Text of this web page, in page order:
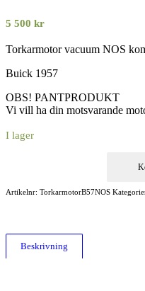
5 500 kr
Torkarmotor vacuum NOS
Buick 1957
OBS! PANTPRODUKT
Vi vill ha din motsvarande
I lager
Artikelnr: TorkarmotorB57NOS
Beskrivning